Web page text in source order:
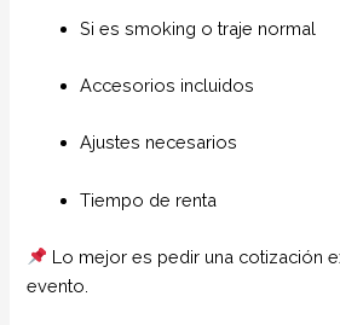
Si es smoking o traje normal
Accesorios incluidos
Ajustes necesarios
Tiempo de renta
Lo mejor es pedir una cotización
evento.